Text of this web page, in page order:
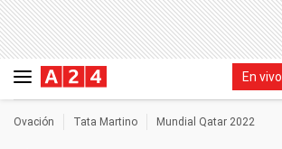
En vivo
Ovación Tata Martino Mundial Qatar 2022